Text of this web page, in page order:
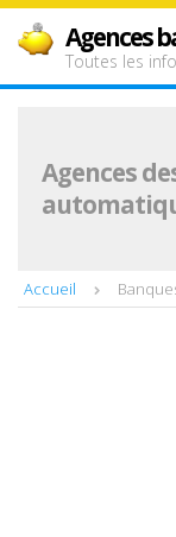
Agences
Toutes les
Agences
Accueil